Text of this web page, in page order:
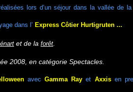
lors d’un séjour dans la vallée de
dans l’ Express Côtier Hurtigruten ...
et de la forêt
2008, en catégorie Spectacles.
avecGamma Ray et Axxisen